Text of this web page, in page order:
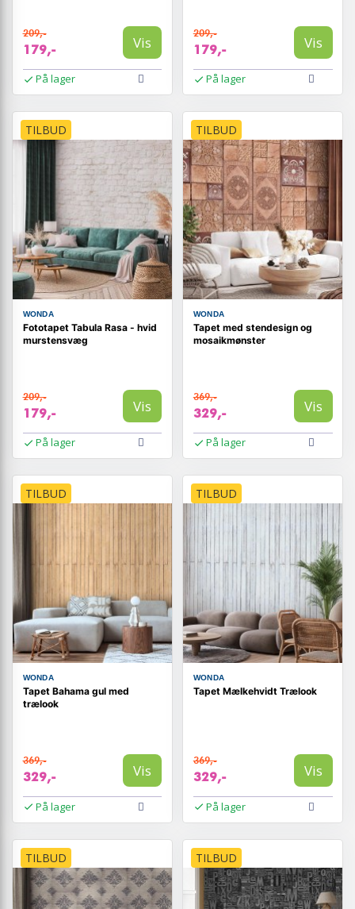
209,-
179,- Vis
På lager
209,-
179,- Vis
På lager
TILBUD
WONDA
Fototapet Tabula Rasa - hvid
murstensvæg
209,-
179,- Vis
På lager
TILBUD
WONDA
Tapet med stendesign og
mosaikmønster
369,-
329,- Vis
På lager
TILBUD
WONDA
Tapet Bahama gul med
trælook
369,-
329,- Vis
På lager
TILBUD
WONDA
Tapet Mælkehvidt Trælook
369,-
329,- Vis
På lager
TILBUD TILBUD